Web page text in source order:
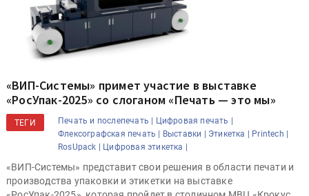
«ВИП-Системы» примет участие в выставке
«РосУпак-2025» со слоганом «Печать — это мы»
ТЕГИ Печать и послепечать | Цифровая печать |
Флексографская печать | Выставки | Этикетка | Printech |
RosUpack | Цифровая этикетка |
«ВИП-Системы» представит свои решения в области печати и
производства упаковки и этикетки на выставке